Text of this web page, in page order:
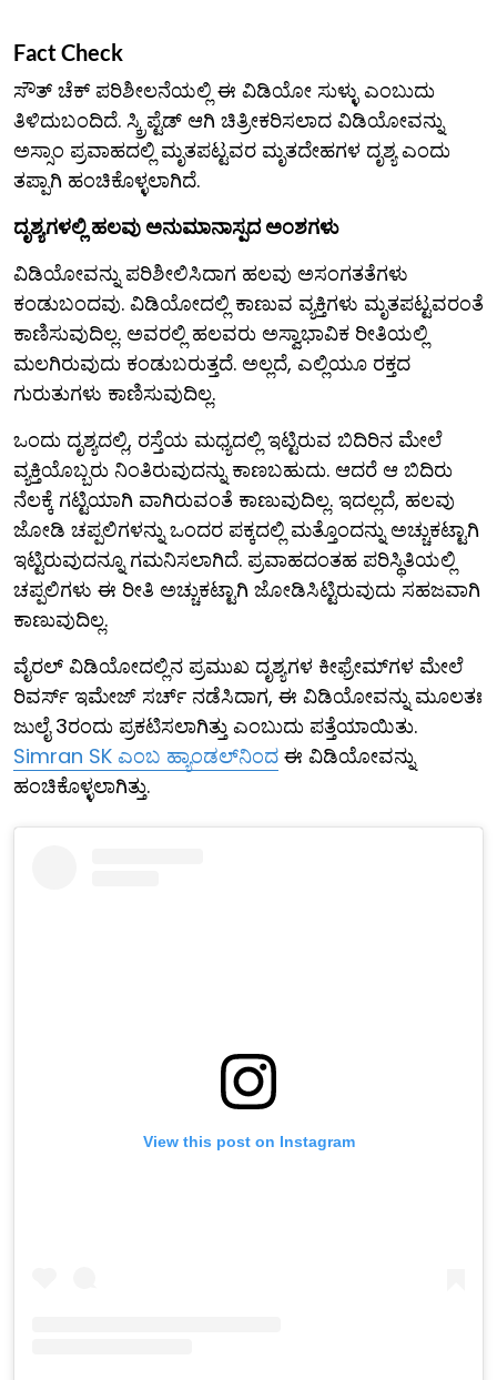
Fact Check
ಸೌತ್ ಚೆಕ್ ಪರಿಶೀಲನೆಯಲ್ಲಿ ಈ ವಿಡಿಯೋ ಸುಳ್ಳು ಎಂಬುದು
ತಿಳಿದುಬಂದಿದೆ. ಸ್ಕ್ರಿಪ್ಟೆಡ್ ಆಗಿ ಚಿತ್ರೀಕರಿಸಲಾದ ವಿಡಿಯೋವನ್ನು
ಅಸ್ಸಾಂ ಪ್ರವಾಹದಲ್ಲಿ ಮೃತಪಟ್ಟವರ ಮೃತದೇಹಗಳ ದೃಶ್ಯ ಎಂದು
ತಪ್ಪಾಗಿ ಹಂಚಿಕೊಳ್ಳಲಾಗಿದೆ.
ದೃಶ್ಯಗಳಲ್ಲಿ ಹಲವು ಅನುಮಾನಾಸ್ಪದ ಅಂಶಗಳು
ವಿಡಿಯೋವನ್ನು ಪರಿಶೀಲಿಸಿದಾಗ ಹಲವು ಅಸಂಗತತೆಗಳು
ಕಂಡುಬಂದವು. ವಿಡಿಯೋದಲ್ಲಿ ಕಾಣುವ ವ್ಯಕ್ತಿಗಳು ಮೃತಪಟ್ಟವರಂತೆ
ಕಾಣಿಸುವುದಿಲ್ಲ. ಅವರಲ್ಲಿ ಹಲವರು ಅಸ್ವಾಭಾವಿಕ ರೀತಿಯಲ್ಲಿ
ಮಲಗಿರುವುದು ಕಂಡುಬರುತ್ತದೆ. ಅಲ್ಲದೆ, ಎಲ್ಲಿಯೂ ರಕ್ತದ
ಗುರುತುಗಳು ಕಾಣಿಸುವುದಿಲ್ಲ.
ಒಂದು ದೃಶ್ಯದಲ್ಲಿ, ರಸ್ತೆಯ ಮಧ್ಯದಲ್ಲಿ ಇಟ್ಟಿರುವ ಬಿದಿರಿನ ಮೇಲೆ
ವ್ಯಕ್ತಿಯೊಬ್ಬರು ನಿಂತಿರುವುದನ್ನು ಕಾಣಬಹುದು. ಆದರೆ ಆ ಬಿದಿರು
ನೆಲಕ್ಕೆ ಗಟ್ಟಿಯಾಗಿ ವಾಗಿರುವಂತೆ ಕಾಣುವುದಿಲ್ಲ. ಇದಲ್ಲದೆ, ಹಲವು
ಜೋಡಿ ಚಪ್ಪಲಿಗಳನ್ನು ಒಂದರ ಪಕ್ಕದಲ್ಲಿ ಮತ್ತೊಂದನ್ನು ಅಚ್ಚುಕಟ್ಟಾಗಿ
ಇಟ್ಟಿರುವುದನ್ನೂ ಗಮನಿಸಲಾಗಿದೆ. ಪ್ರವಾಹದಂತಹ ಪರಿಸ್ಥಿತಿಯಲ್ಲಿ
ಚಪ್ಪಲಿಗಳು ಈ ರೀತಿ ಅಚ್ಚುಕಟ್ಟಾಗಿ ಜೋಡಿಸಿಟ್ಟಿರುವುದು ಸಹಜವಾಗಿ
ಕಾಣುವುದಿಲ್ಲ.
ವೈರಲ್ ವಿಡಿಯೋದಲ್ಲಿನ ಪ್ರಮುಖ ದೃಶ್ಯಗಳ ಕೀಫ್ರೇಮ್‌ಗಳ ಮೇಲೆ
ರಿವರ್ಸ್ ಇಮೇಜ್ ಸರ್ಚ್ ನಡೆಸಿದಾಗ, ಈ ವಿಡಿಯೋವನ್ನು ಮೂಲತಃ
ಜುಲೈ 3ರಂದು ಪ್ರಕಟಿಸಲಾಗಿತ್ತು ಎಂಬುದು ಪತ್ತೆಯಾಯಿತು.
Simran SK ಎಂಬ ಹ್ಯಾಂಡಲ್‌ನಿಂದ ಈ ವಿಡಿಯೋವನ್ನು
ಹಂಚಿಕೊಳ್ಳಲಾಗಿತ್ತು.
View this post on Instagram